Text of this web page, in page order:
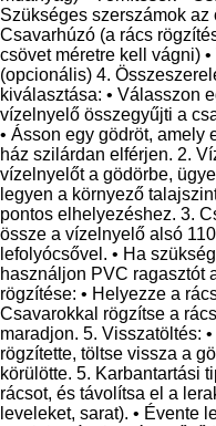
Szükséges szerszámok az
Csavarhúzó (a rács
csövet méretre kell vágni)
(opcionális) 4.
kiválasztása: • Válasszon
vízelnyelő összegyűjti a
• Ásson egy gödröt, amely
ház szilárdan elférjen. 2.
vízelnyelőt a gödörbe,
legyen a környező
pontos elhelyezéshez. 3.
össze a vízelnyelő alsó
lefolyócsővel. • Ha
használjon PVC ragasztót
rögzítése: • Helyezze a
Csavarokkal rögzítse a
maradjon. 5. Visszatöltés:
rögzítette, töltse vissza a
körülötte. 5. Karbantartási
rácsot, és távolítsa el a
leveleket, sarat). • Évente